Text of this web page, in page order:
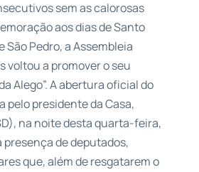
sem as calorosas
aos dias de Santo
São Pedro, a Assembleia
voltou a promover o seu
Alego”. A abertura oficial do
pelo presidente da Casa,
na noite desta quarta-feira,
de deputados,
que, além de resgatarem o